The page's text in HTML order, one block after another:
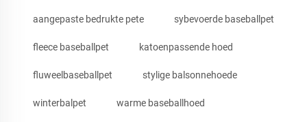
aangepaste bedrukte pete sybevoerde baseballpet
fleece baseballpet katoenpassende hoed
fluweelbaseballpet stylige balsonnehoede
winterbalpet warme baseballhoed